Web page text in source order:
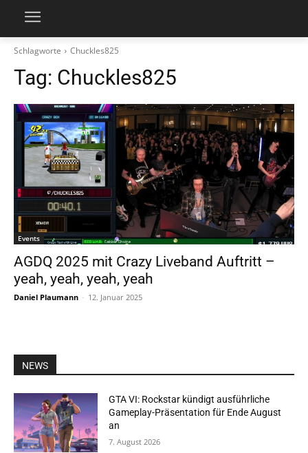
Schlagworte Chuckles825
Tag: Chuckles825
Events
AGDQ 2025 mit Crazy Liveband Auftritt –
yeah, yeah, yeah, yeah
Daniel Plaumann - 12. Januar 2025
NEWS
GTA VI: Rockstar kündigt ausführliche
Gameplay-Präsentation für Ende August
an
7. August 2026